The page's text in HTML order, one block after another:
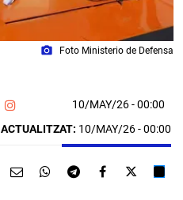
photo_camera Foto Ministerio de Defensa
10/MAY/26- 00:00
ACTUALITZAT: 10/MAY/26 - 00:00